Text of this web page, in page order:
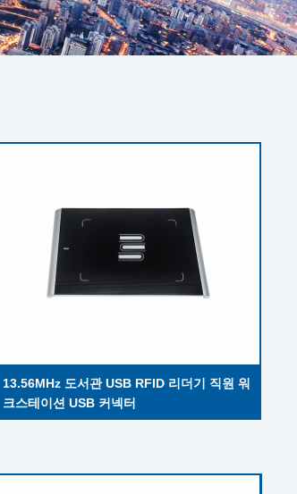
13.56MHz 도서관 USB RFID 리더기 직원 워
크스테이션 USB 커넥터